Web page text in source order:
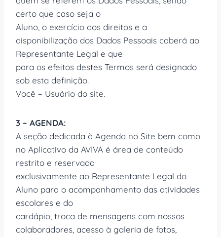
certo que caso seja o
Aluno, o exercício dos direitos e a
disponibilização dos Dados Pessoais caberá ao
Representante Legal e que
para os efeitos destes Termos será designado
sob esta definição.
Você – Usuário do site.
3 – AGENDA:
A seção dedicada à Agenda no Site bem como
no Aplicativo da AVIVA é área de conteúdo
restrito e reservada
exclusivamente ao Representante Legal do
Aluno para o acompanhamento das atividades
escolares e do
cardápio, troca de mensagens com nossos
colaboradores, acesso à galeria de fotos,